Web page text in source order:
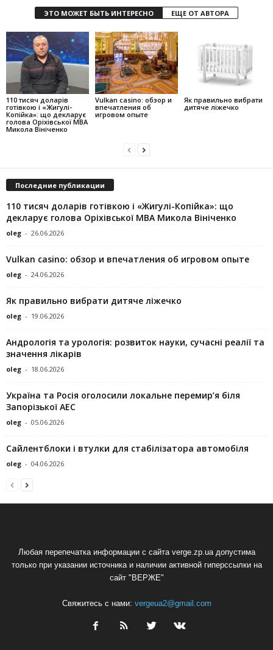
ЭТО МОЖЕТ БЫТЬ ИНТЕРЕСНО ЕЩЕ ОТ АВТОРА
110 тисяч доларів
готівкою і «Жигулі-
Копійка»: що декларує
голова Оріхівської МВА
Микола Вініченко
Vulkan casino: обзор и
впечатления об
игровом опыте
Як правильно вибрати
дитяче ліжечко
Последние публикации
110 тисяч доларів готівкою і «Жигулі-Копійка»: що
декларує голова Оріхівської МВА Микола Вініченко
oleg - 26.06.2026
Vulkan casino: обзор и впечатления об игровом опыте
oleg - 24.06.2026
Як правильно вибрати дитяче ліжечко
oleg - 19.06.2026
Андрологія та урологія: розвиток науки, сучасні реалії та
значення лікарів
oleg - 18.06.2026
Україна та Росія оголосили локальне перемир’я біля
Запорізької АЕС
oleg - 05.06.2026
Сайлентблоки і втулки для стабілізатора автомобіля
oleg - 04.06.2026
Любая перепечатка информации с сайта verge.zp.ua допустима
только при указании источника и наличии активной гиперссылки на
сайт "ВЕРЖЕ"
Свяжитесь с нами: vergeua2@gmail.com